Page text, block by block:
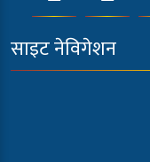
साइट नेविगेशन